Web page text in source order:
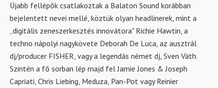
Újabb fellépők csatlakoztak a Balaton Sound korábban
bejelentett nevei mellé, köztük olyan headlinerek, mint a
„digitális zeneszerkesztés innovátora" Richie Hawtin, a
techno nápolyi nagykövete Deborah De Luca, az ausztrál
dj/producer FISHER, vagy a legendás német dj, Sven Väth.
Szintén a fő sorban lép majd fel Jamie Jones & Joseph
Capriati, Chris Liebing, Meduza, Pan-Pot vagy Reinier